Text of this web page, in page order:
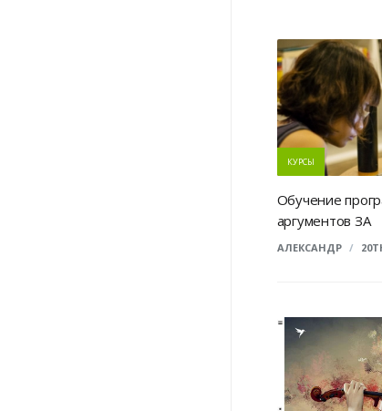
КУРСЫ
Обучение
аргументов ЗА
АЛЕКСАНДР /